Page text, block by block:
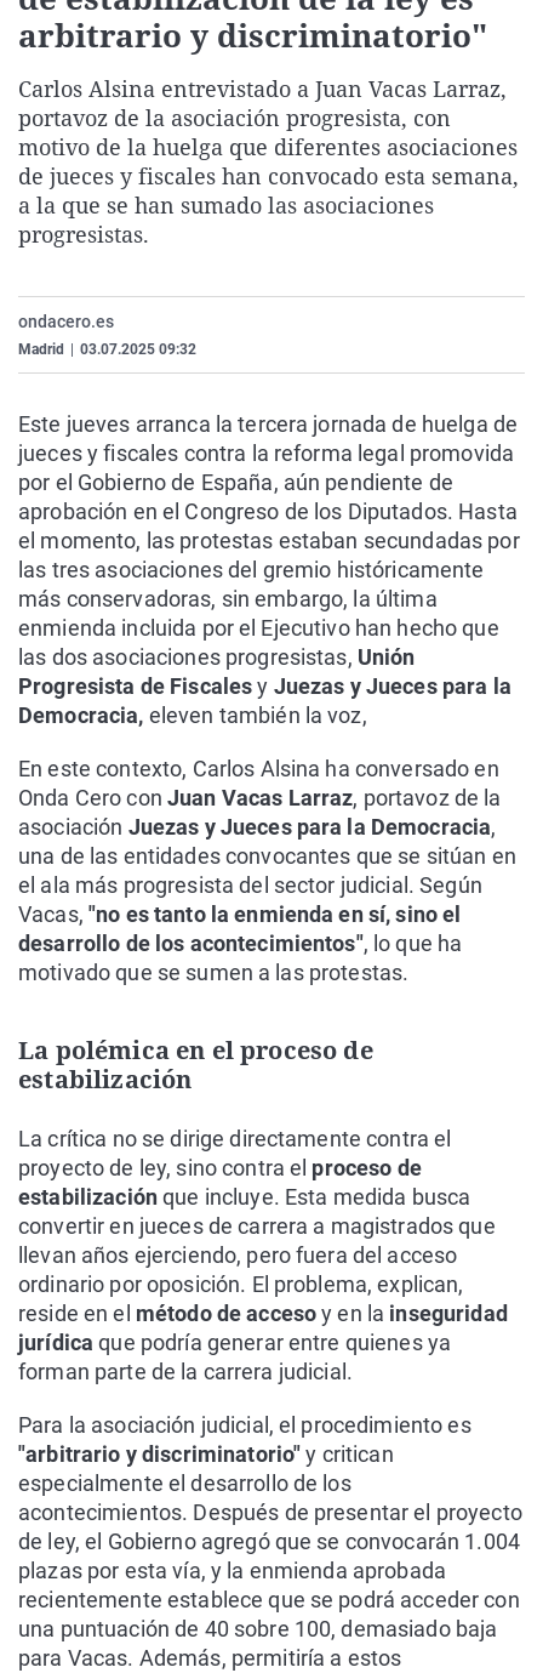
La rosa de los vientos
Como el perro y el
Equipo de
Operación Viuda
Extremadura
La Rioja
Navarra
País Vasco
Virales
Elecciones
arbitrario y discriminatorio"
Carlos Alsina entrevistado a Juan Vacas Larraz,
portavoz de la asociación progresista, con
motivo de la huelga que diferentes asociaciones
de jueces y fiscales han convocado esta semana,
a la que se han sumado las asociaciones
progresistas.
ondacero.es
Madrid 03.07.2025 09:32
Este jueves arranca la tercera jornada de huelga de
jueces y fiscales contra la reforma legal promovida
por el Gobierno de España, aún pendiente de
aprobación en el Congreso de los Diputados. Hasta
el momento, las protestas estaban secundadas por
las tres asociaciones del gremio históricamente
más conservadoras, sin embargo, la última
enmienda incluida por el Ejecutivo han hecho que
las dos asociaciones progresistas, Unión
Progresista de Fiscalesy Juezas y Jueces para la
Democracia, eleven también la voz,
En este contexto, Carlos Alsina ha conversado en
Onda Cero con Juan Vacas Larraz, portavoz de la
asociación Juezas y Jueces para la Democracia,
una de las entidades convocantes que se sitúan en
el ala más progresista del sector judicial. Según
Vacas, "no es tanto la enmienda en sí, sino el
desarrollo de los acontecimientos", lo que ha
motivado que se sumen a las protestas.
La polémica en el proceso de
estabilización
La crítica no se dirige directamente contra el
proyecto de ley, sino contra el proceso de
estabilizaciónque incluye. Esta medida busca
convertir en jueces de carrera a magistrados que
llevan años ejerciendo, pero fuera del acceso
ordinario por oposición. El problema, explican,
reside en el método de accesoy en la inseguridad
jurídica que podría generar entre quienes ya
forman parte de la carrera judicial.
Para la asociación judicial, el procedimiento es
"arbitrario y discriminatorio"y critican
especialmente el desarrollo de los
acontecimientos. Después de presentar el proyecto
de ley, el Gobierno agregó que se convocarán 1.004
plazas por esta vía, y la enmienda aprobada
recientemente establece que se podrá acceder con
una puntuación de 40 sobre 100, demasiado baja
para Vacas. Además, permitiría a estos